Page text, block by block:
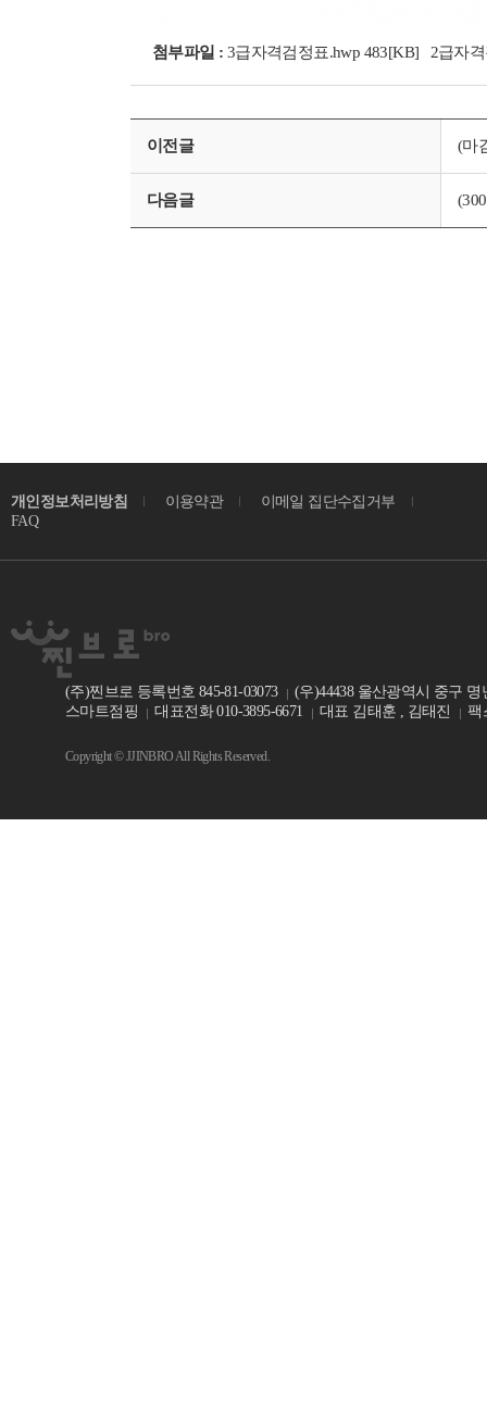
첨부파일 : 3급자격검정표.hwp 483[KB] 2급자
이전글 (마
다음글
개인정보처리방침 이용약관
이메일 집단수집거부
FAQ
(주)찐브로 등록번호 845-81-03073
(우)44438 울산광역시 중구 명
스마트점핑
대표전화 010-3895-6671 대표 김태훈 , 김태진 팩
Copyright © JJINBRO All Rights Reserved.